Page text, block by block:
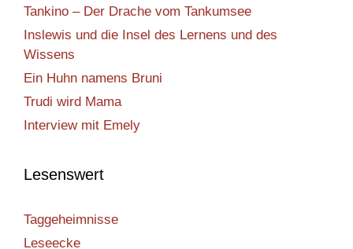
Tankino – Der Drache vom Tankumsee
Inslewis und die Insel des Lernens und des
Wissens
Ein Huhn namens Bruni
Trudi wird Mama
Interview mit Emely
Lesenswert
Taggeheimnisse
Leseecke